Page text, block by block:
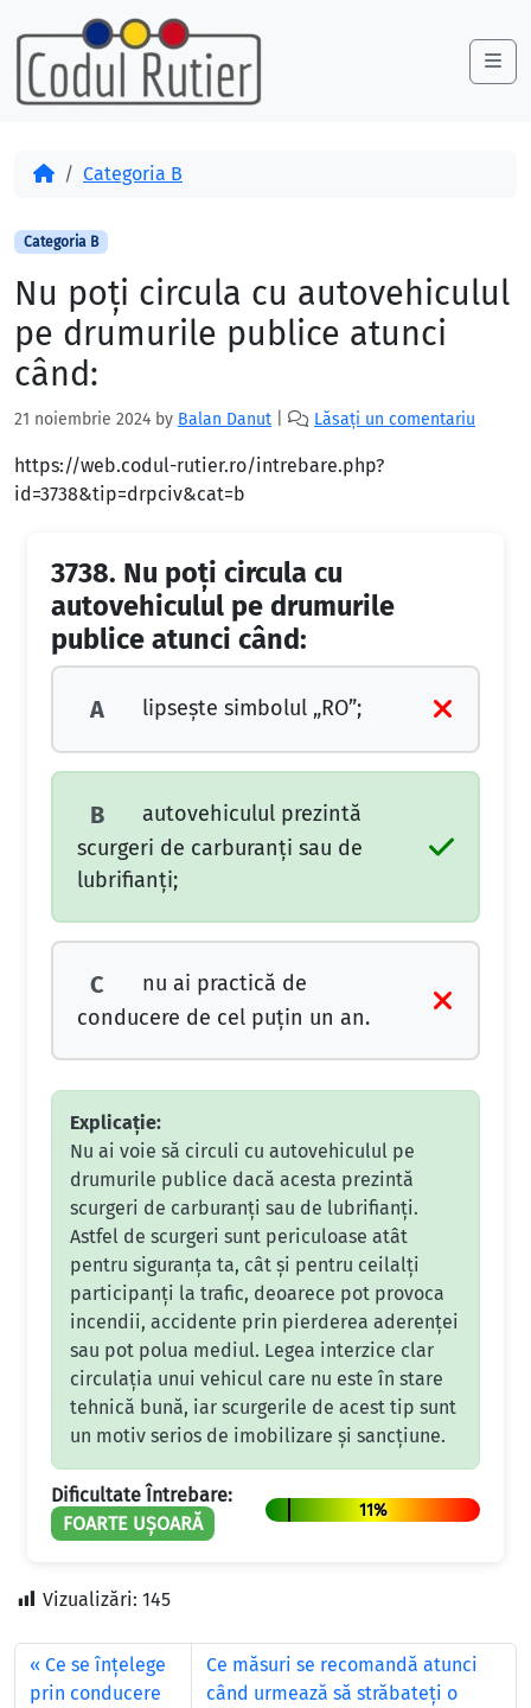
Skip to content
Skip to footer
AcasăCategoria B
Categoria B
Nu poţi circula cu autovehiculul
pe drumurile publice atunci
când:
21 noiembrie 2024 by Balan Danut Lăsați un comentariu
https://web.codul-rutier.ro/intrebare.php?
id=3738&tip=drpciv&cat=b
3738. Nu poţi circula cu
autovehiculul pe drumurile
publice atunci când:
A lipseşte simbolul „RO”;
B
autovehiculul prezintă
scurgeri de carburanţi sau de
lubrifianţi;
C
nu ai practică de
conducere de cel puţin un an.
Explicație:
Nu ai voie să circuli cu autovehiculul pe
drumurile publice dacă acesta prezintă
scurgeri de carburanți sau de lubrifianți.
Astfel de scurgeri sunt periculoase atât
pentru siguranța ta, cât și pentru ceilalți
participanți la trafic, deoarece pot provoca
incendii, accidente prin pierderea aderenței
sau pot polua mediul. Legea interzice clar
circulația unui vehicul care nu este în stare
tehnică bună, iar scurgerile de acest tip sunt
un motiv serios de imobilizare și sancțiune.
Dificultate Întrebare:
FOARTE UȘOARĂ
11%
Vizualizări: 145
Ce se înţelege
prin conducere
Ce măsuri se recomandă atunci
când urmează să străbateţi o